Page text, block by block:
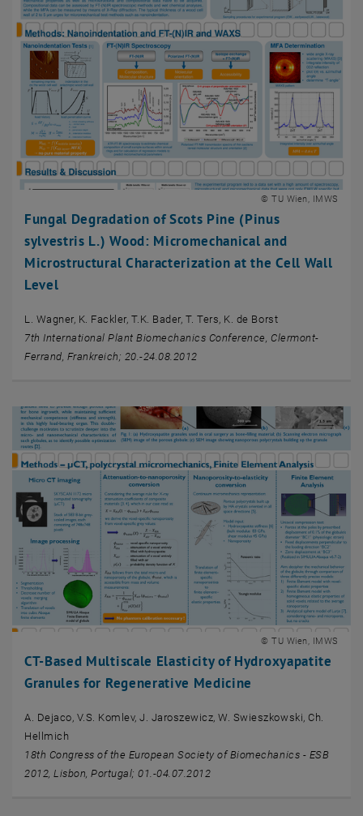
Fungal Degradation of Scots Pine (Pinus
sylvestris L.) Wood: Micromechanical and
Microstructural Characterization at the Cell Wall
Level
© TU Wien, IMWS
L. Wagner, K. Fackler, T.K. Bader, T. Ters, K. de Borst
7th International Plant Biomechanics Conference, Clermont-
Ferrand, Frankreich; 20.-24.08.2012
CT-Based Multiscale Elasticity of Hydroxyapatite
Granules for Regenerative Medicine
© TU Wien, IMWS
A. Dejaco, V.S. Komlev, J. Jaroszewicz, W. Swieszkowski, Ch.
Hellmich
18th Congress of the European Society of Biomechanics - ESB
2012, Lisbon, Portugal; 01.-04.07.2012